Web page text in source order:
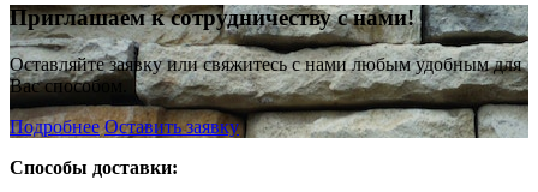
Приглашаем к сотрудничеству с нами!
Оставляйте заявку или свяжитесь с нами любым удобным для
Вас способом.
Подробнее Оставить заявку
Способы доставки: